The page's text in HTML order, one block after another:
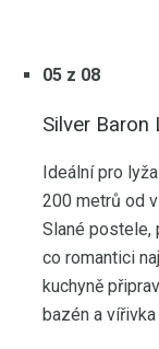
05 z 08
Silver Baron
Ideální pro
200 metrů od
Slané postele,
co romantici
kuchyně
bazén a